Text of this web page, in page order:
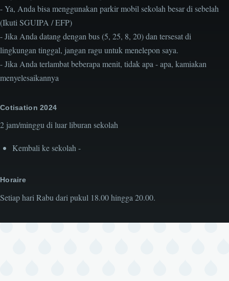
- Ya, Anda bisa menggunakan parkir mobil sekolah besar di sebelah
(Ikuti SGUIPA / EFP)
- Jika Anda datang dengan bus (5, 25, 8, 20) dan tersesat di
lingkungan tinggal, jangan ragu untuk menelepon saya.
- Jika Anda terlambat beberapa menit, tidak apa - apa, kamiakan
menyelesaikannya
Cotisation 2024
2 jam/minggu di luar liburan sekolah
Kembali ke sekolah -
Horaire
Setiap hari Rabu dari pukul 18.00 hingga 20.00.